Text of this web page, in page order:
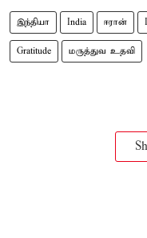
இந்தியா India ஈரான்
Gratitude மருத்துவ உதவி